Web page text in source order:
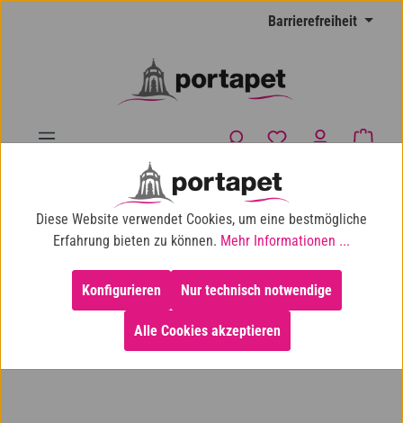
Barrierefreiheit
Du hast 0
10% Shop-Rabatt ab 100 € Einkaufswert
Katze Katzenspielzeug mit Katzenminze
Diese Website verwendet Cookies, um eine bestmögliche
Erfahrung bieten zu können. Mehr Informationen ...
Konfigurieren
Alle Cookies akzeptieren
Nur technisch notwendige